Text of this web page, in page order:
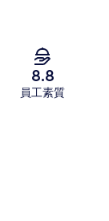
8.8
員工素質